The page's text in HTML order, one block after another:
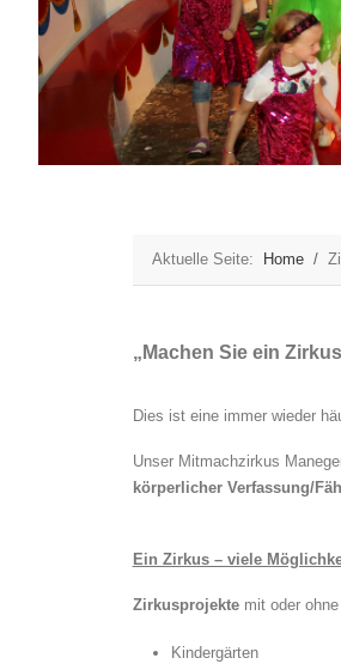
Aktuelle Seite: Home
„ Machen Sie ein
Dies ist eine immer wieder
Unser Mitmachzirkus
körperlicher Verfassung/
Ein Zirkus – viele
Zirkusprojektemit oder ohne
Kindergärten